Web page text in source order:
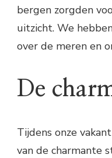
bergen zorgden
uitzicht. We
over de meren en
De
Tijdens onze
van de charmante